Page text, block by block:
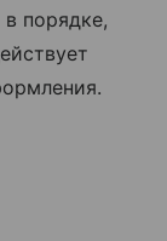
порядке,